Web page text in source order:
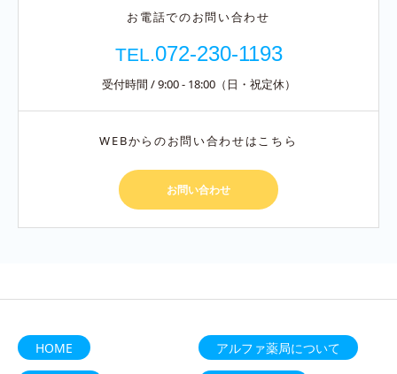
お電話でのお問い合わせ
TEL. 072-230-1193
受付時間 / 9:00 - 18:00（日・祝定休）
WEBからのお問い合わせはこちら
お問い合わせ
HOME アルファ薬局について